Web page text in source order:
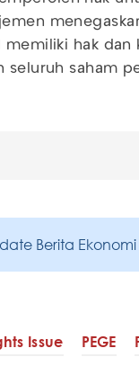
memiliki hak dan
seluruh saham
Berita Ekonomi
Issue PEGE